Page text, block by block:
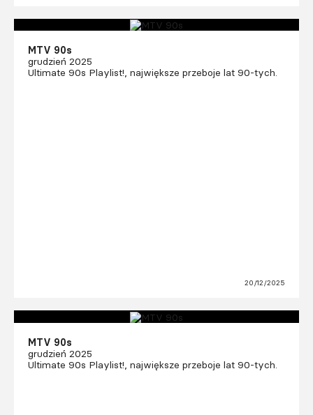
MTV 90s
grudzień 2025
Ultimate 90s Playlist!, największe przeboje lat 90-tych.
20/12/2025
MTV 90s
grudzień 2025
Ultimate 90s Playlist!, największe przeboje lat 90-tych.